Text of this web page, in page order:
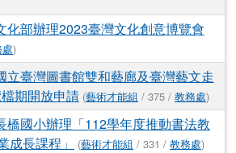
化部辦理2023臺灣文化創意博覽會
)
立臺灣圖書館雙和藝廊及臺灣藝文走
期開放申請 (藝術才能組 / 375 / 教務處)
橋國小辦理「112學年度推動書法教
成長課程」
(藝術才能組 / 331 / 教務處)